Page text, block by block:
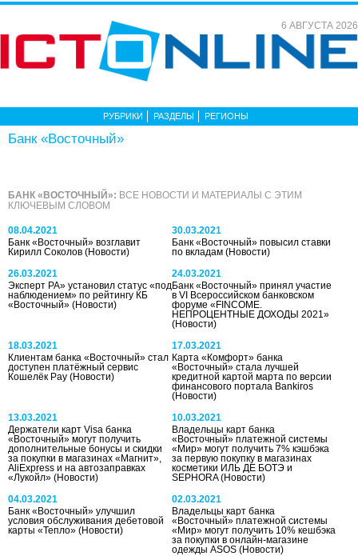
6 АВГУСТА 2026
РУБРИКИ РАЗДЕЛЫ РЕГИОНЫ
Банк «Восточный»
БАНК «ВОСТОЧНЫЙ»: ВСЕ НОВОСТИ И МАТЕРИАЛЫ С ЭТИМ
КЛЮЧЕВЫМ СЛОВОМ
08.04.2021
Банк «Восточный» возглавит
Кирилл Соколов (Новости)
30.03.2021
Банк «Восточный» повысил ставки
по вкладам(Новости)
26.03.2021
Эксперт РА» установил статус «под
наблюдением» по рейтингу КБ
«Восточный» (Новости)
24.03.2021
Банк «Восточный» принял участие
в VI Всероссийском банковском
форуме «FINCOME.
НЕПРОЦЕНТНЫЕ ДОХОДЫ 2021»
(Новости)
18.03.2021
Клиентам банка «Восточный» стал
доступен платёжный сервис
Кошелёк Pay (Новости)
17.03.2021
Карта «Комфорт» банка
«Восточный» стала лучшей
кредитной картой марта по версии
финансового портала Bankiros
(Новости)
13.03.2021
Держатели карт Visa банка
«Восточный» могут получить
дополнительные бонусы и скидки
за покупки в магазинах «Магнит»,
AliExpress и на автозаправках
«Лукойл» (Новости)
10.03.2021
Владельцы карт банка
«Восточный» платежной системы
«Мир» могут получить 7% кэшбэка
за первую покупку в магазинах
косметики ИЛЬ ДЕ БОТЭ и
SEPHORA(Новости)
04.03.2021
Банк «Восточный» улучшил
условия обслуживания дебетовой
карты «Тепло» (Новости)
02.03.2021
Владельцы карт банка
«Восточный» платежной системы
«Мир» могут получить 10% кешбэка
за покупки в онлайн-магазине
одежды ASOS(Новости)